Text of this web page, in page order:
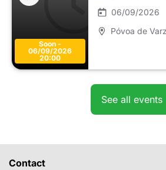
Soon -
06/09/2026
20:00
06/09/2026
Póvoa de
See all events
Contact